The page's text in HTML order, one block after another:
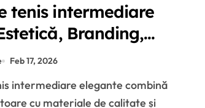
tenis intermediare
Branding,
Feb 17, 2026
cu materiale de calitate și